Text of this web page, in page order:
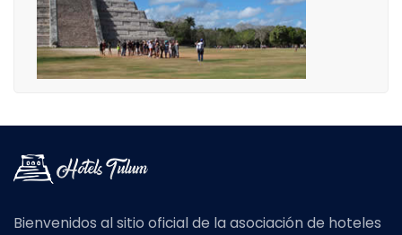
Bienvenidos al sitio oficial de la asociación de hoteles